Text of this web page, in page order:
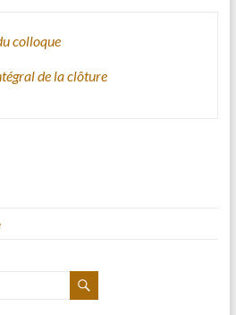
colloque
de la clôture